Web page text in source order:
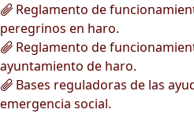
Reglamento de
peregrinos en haro.
Reglamento de
ayuntamiento de haro.
Bases reguladoras de las
emergencia social.